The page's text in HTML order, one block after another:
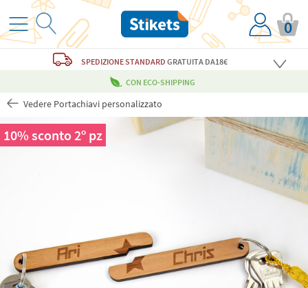
0
SPEDIZIONE STANDARD GRATUITADA18€
CON ECO-SHIPPING
Vedere Portachiavi personalizzato
10% sconto 2º pz